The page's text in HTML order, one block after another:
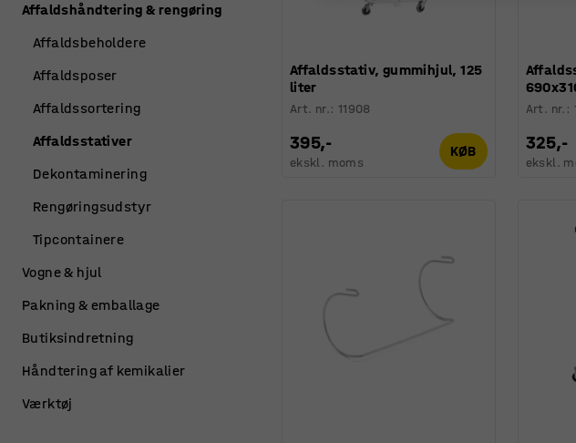
Affaldsstativ, gummihjul, 125
liter
Art. nr.: 11908
395,-
ekskl. moms
KØB
Art. nr. :
325,-
ekskl.
Affaldshåndtering & rengøring
Affaldsbeholdere
Affaldsposer
Affaldssortering
Affaldsstativer
Dekontaminering
Rengøringsudstyr
Tipcontainere
Vogne & hjul
Pakning & emballage
Butiksindretning
Håndtering af kemikalier
Værktøj